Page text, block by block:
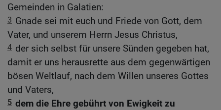
Gemeinden in Galatien:
3 Gnade sei mit euch und Friede von Gott, dem
Vater, und unserem Herrn Jesus Christus,
4 der sich selbst für unsere Sünden gegeben hat,
damit er uns herausrette aus dem gegenwärtigen
bösen Weltlauf, nach dem Willen unseres Gottes
und Vaters,
5 dem die Ehre gebührt von Ewigkeit zu